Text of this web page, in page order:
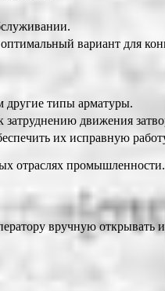
вариант для
другие типы арматуры.
затруднению движения
их исправную
отраслях промышленности.
вручную открывать и